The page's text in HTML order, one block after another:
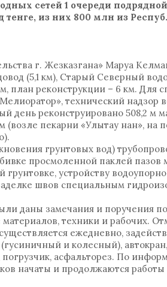
сетей 1 очереди
тенге, из них 800 млн из
г. Жезказгана» Маруа
(5,1 км), Старый Северный
план реконструкции – 6 км. Для
технический надзор
день реконструировано 508,2 м
(возле пекарни «Улытау нан»,
грунтовых вод)
просмоленной паклей пазов
устройству
швов специальным
даны замечания и поручения
техники и рабочих.
ежедневно,
и колесный),
асфальторез. По
начаты и продолжаются